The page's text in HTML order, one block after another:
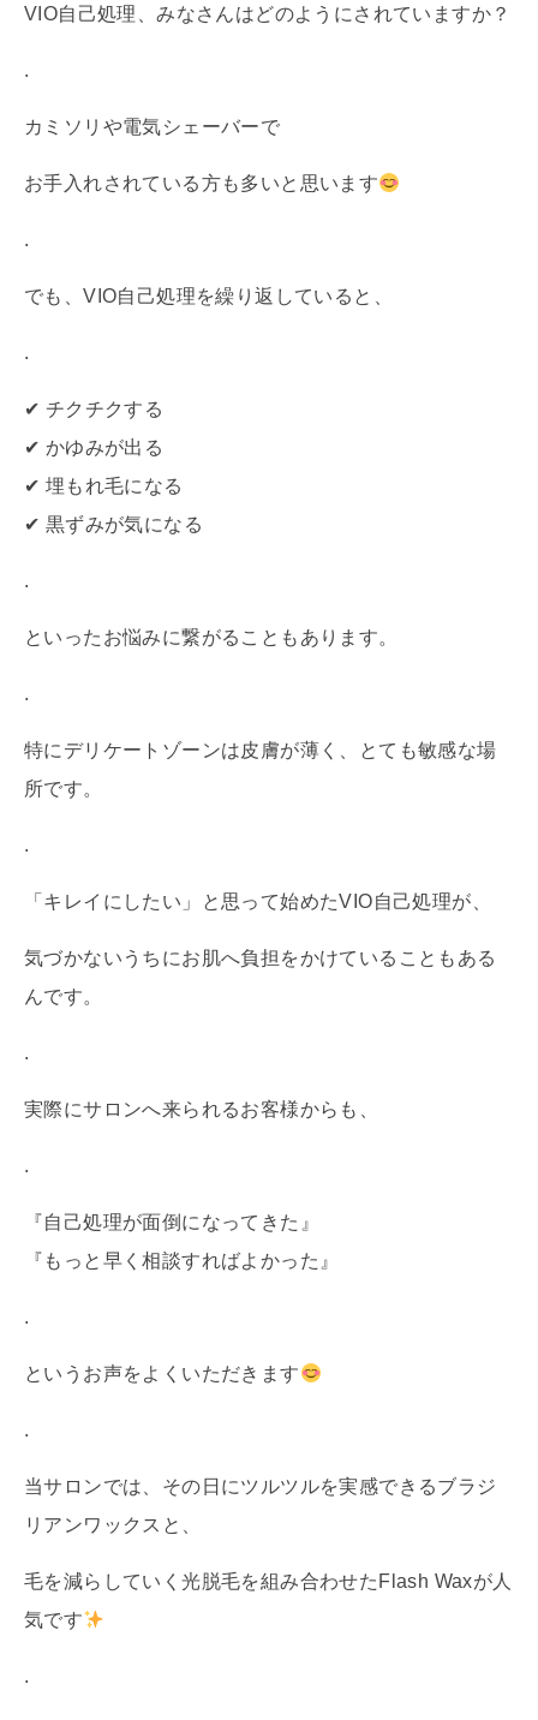
VIO自己処理、みなさんはどのようにされていますか？
.
カミソリや電気シェーバーで
お手入れされている方も多いと思います
.
でも、VIO自己処理を繰り返していると、
.
✔︎ チクチクする
✔︎ かゆみが出る
✔︎ 埋もれ毛になる
✔︎ 黒ずみが気になる
.
といったお悩みに繋がることもあります。
.
特にデリケートゾーンは皮膚が薄く、とても敏感な場
所です。
.
「キレイにしたい」と思って始めたVIO自己処理が、
気づかないうちにお肌へ負担をかけていることもある
んです。
.
実際にサロンへ来られるお客様からも、
.
『自己処理が面倒になってきた』
『もっと早く相談すればよかった』
.
というお声をよくいただきます
.
当サロンでは、その日にツルツルを実感できるブラジ
リアンワックスと、
毛を減らしていく光脱毛を組み合わせたFlash Waxが人
気です
.